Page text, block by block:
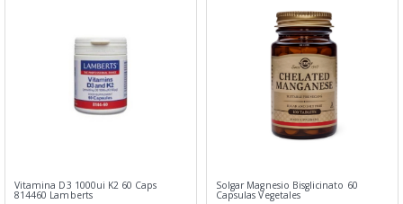
Vitamina D3 1000ui K2 60 Caps
814460 Lamberts
Solgar Magnesio Bisglicinato 60
Capsulas Vegetales